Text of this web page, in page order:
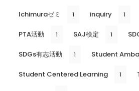
Ichimuraゼミ 1 inquiry 1
PTA活動 1 SAJ検定 1
SDGs有志活動 1 Student
Student Centered Learning 1